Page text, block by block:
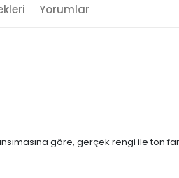
Yorumlar
göre, gerçek rengi ile ton